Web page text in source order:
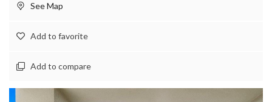
See Map
Add to favorite
Add to compare